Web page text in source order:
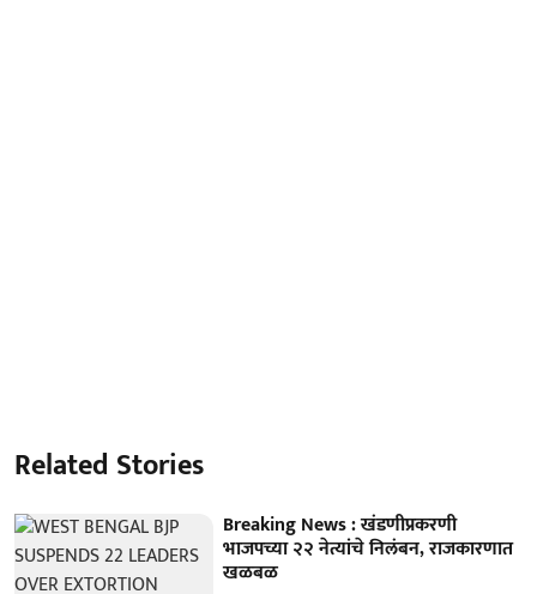
Related Stories
Breaking News : खंडणीप्रकरणी
भाजपच्या २२ नेत्यांचे निलंबन, राजकारणात
खळबळ